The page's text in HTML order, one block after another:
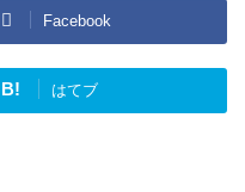
Facebook
B! はてブ